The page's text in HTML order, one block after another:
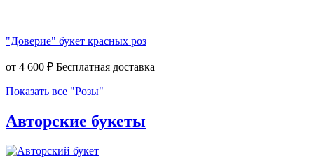
"Доверие" букет красных роз
от 4 600 ₽
Показать все "Розы"
Авторские букеты